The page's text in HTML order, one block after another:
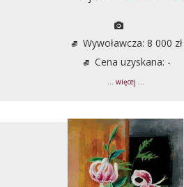
Wywoławcza: 8 000 zł
Cena uzyskana: -
... więcej ...